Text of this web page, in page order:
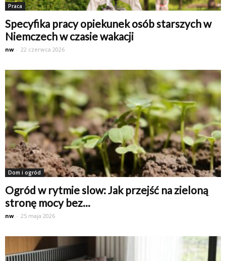
Praca
Specyfika pracy opiekunek osób starszych w
Niemczech w czasie wakacji
nw - 22 czerwca 2026
Dom i ogród
Ogród w rytmie slow: Jak przejść na zieloną
stronę mocy bez...
nw - 25 maja 2026